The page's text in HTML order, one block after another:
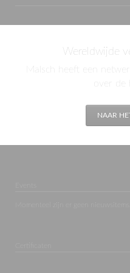
Wereldwijde
Malsch heeft een
over de
NAAR